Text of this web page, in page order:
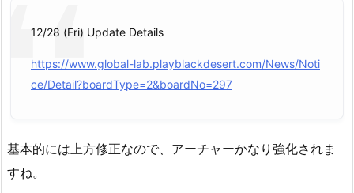
12/28 (Fri) Update Details
https://www.global-lab.playblackdesert.com/News/Noti
ce/Detail?boardType=2&boardNo=297
基本的には上方修正なので、アーチャーかなり強化されま
すね。